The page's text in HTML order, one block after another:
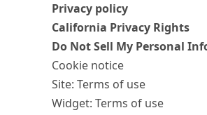
Privacy policy
California Privacy Rights
Do Not Sell My Personal
Cookie notice
Site: Terms of use
Widget: Terms of use